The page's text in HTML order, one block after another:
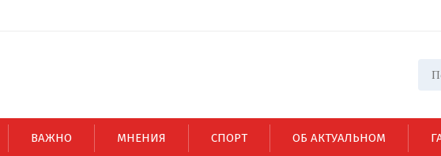
ВАЖНО МНЕНИЯ СПОРТ ОБ АКТУАЛЬНОМ